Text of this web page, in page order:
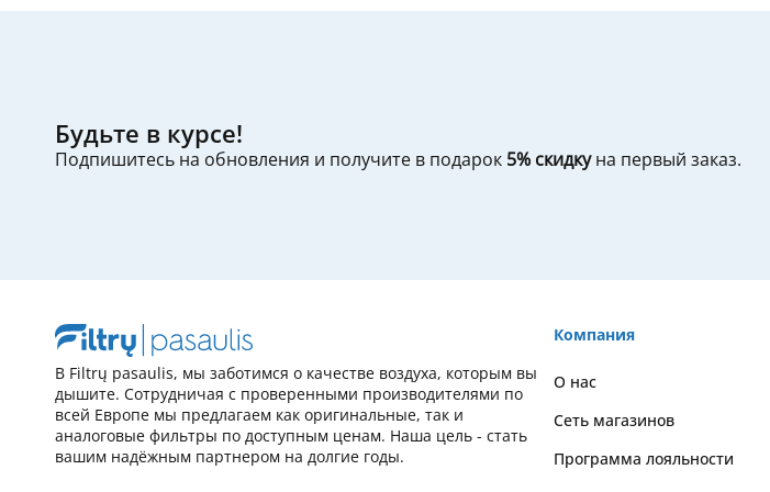
Будьте в курсе!
Подпишитесь на обновления и получите в подарок 5% скидкуна первый заказ.
В Filtrų pasaulis, мы заботимся о качестве воздуха, которым вы
дышите. Сотрудничая с проверенными производителями по
всей Европе мы предлагаем как оригинальные, так и
аналоговые фильтры по доступным ценам. Наша цель - стать
вашим надёжным партнером на долгие годы.
Компания
О нас
Сеть магазинов
Программа лояльности